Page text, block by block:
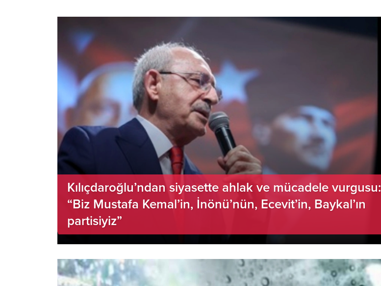
Kılıçdaroğlu’ndan siyasette ahlak ve mücadele vurgusu:
“Biz Mustafa Kemal’in, İnönü’nün, Ecevit’in, Baykal’ın
partisiyiz”